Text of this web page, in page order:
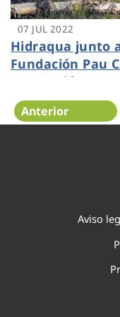
07 JUL 2022
Hidraqua junto
Fundación Pau
prevención
Anterior
Aviso